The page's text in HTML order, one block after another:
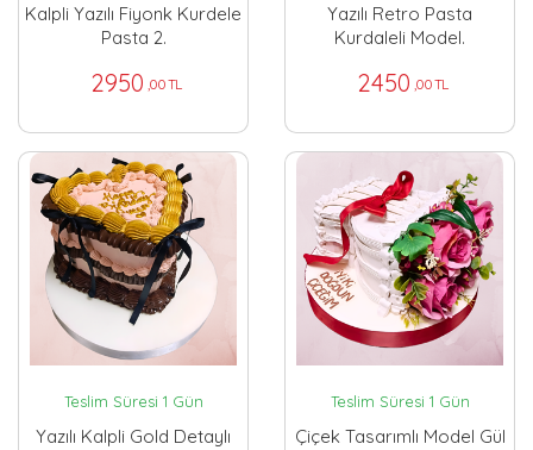
Kalpli Yazılı Fiyonk Kurdele
Pasta 2.
2950 ,00 TL
Yazılı Retro Pasta
Kurdaleli Model.
2450 ,00 TL
Teslim Süresi 1 Gün
Yazılı Kalpli Gold Detaylı
Teslim Süresi 1 Gün
Çiçek Tasarımlı Model Gül